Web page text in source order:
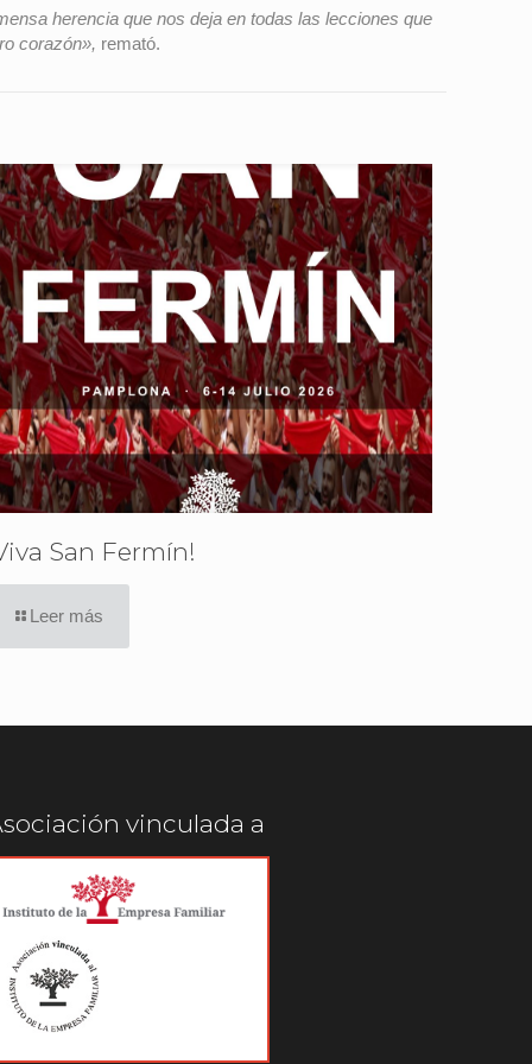
herencia que nos deja en todas las lecciones que
corazón», remató.
San Fermín!
Leer más
vinculada a